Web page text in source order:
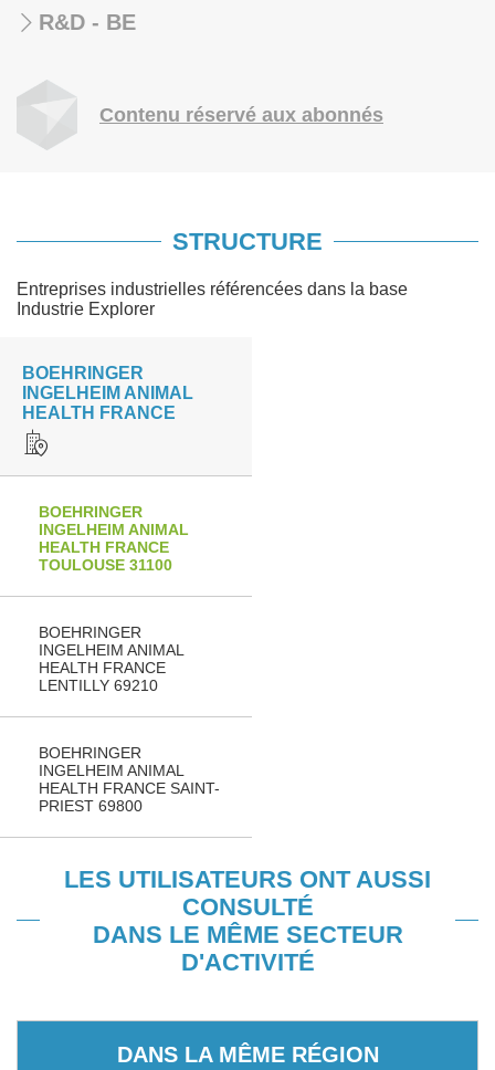
R&D - BE
Contenu réservé aux abonnés
STRUCTURE
Entreprises industrielles référencées dans la base
Industrie Explorer
BOEHRINGER
INGELHEIM ANIMAL
HEALTH FRANCE
BOEHRINGER
INGELHEIM ANIMAL
HEALTH FRANCE
TOULOUSE 31100
BOEHRINGER
INGELHEIM ANIMAL
HEALTH FRANCE
LENTILLY 69210
BOEHRINGER
INGELHEIM ANIMAL
HEALTH FRANCE SAINT-
PRIEST 69800
LES UTILISATEURS ONT AUSSI
CONSULTÉ
DANS LE MÊME SECTEUR
D'ACTIVITÉ
DANS LA MÊME RÉGION